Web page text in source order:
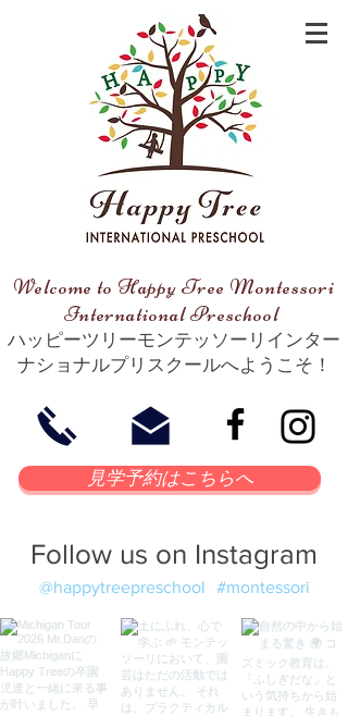
Welcome to Happy Tree Montessori
International Preschool
ハッピーツリーモンテッソーリインター
ナショナルプリスクールへようこそ！
​​見学予約はこちらへ
Follow us on Instagram
#montessori
@happytreepreschool